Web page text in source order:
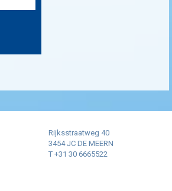
Rijksstraatweg 40
3454 JC DE MEERN
T +31 30 6665522